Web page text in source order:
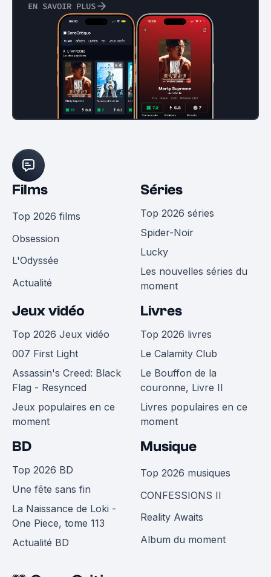
EN SAVOIR PLUS
Films
Top 2026 films
Obsession
L'Odyssée
Actualité
Séries
Top 2026 séries
Spider-Noir
Lucky
Les nouvelles séries du
moment
Jeux vidéo
Top 2026 Jeux vidéo
007 First Light
Assassin's Creed: Black
Flag - Resynced
Jeux populaires en ce
moment
Livres
Top 2026 livres
Le Calamity Club
Le Bouffon de la
couronne, Livre II
Livres populaires en ce
moment
BD
Top 2026 BD
Une fête sans fin
La Naissance de Loki -
One Piece, tome 113
Actualité BD
Musique
Top 2026 musiques
CONFESSIONS II
Reality Awaits
Album du moment